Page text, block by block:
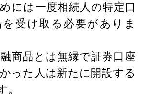
には一度相続人の特定口
受け取る必要がありま
商品とは無縁で証券口座
った人は新たに開設する
。